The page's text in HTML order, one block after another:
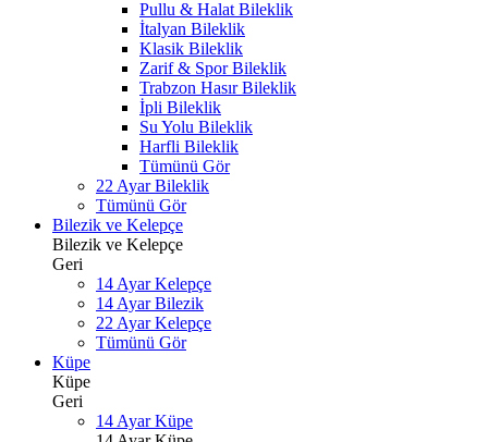
Pullu & Halat Bileklik
İtalyan Bileklik
Klasik Bileklik
Zarif & Spor Bileklik
Trabzon Hasır Bileklik
İpli Bileklik
Su Yolu Bileklik
Harfli Bileklik
Tümünü Gör
22 Ayar Bileklik
Tümünü Gör
Bilezik ve Kelepçe
Bilezik ve Kelepçe
Geri
14 Ayar Kelepçe
14 Ayar Bilezik
22 Ayar Kelepçe
Tümünü Gör
Küpe
Küpe
Geri
14 Ayar Küpe